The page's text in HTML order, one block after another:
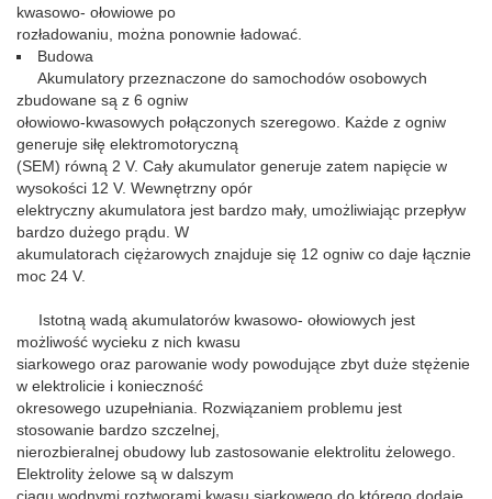
kwasowo- ołowiowe po
rozładowaniu, można ponownie ładować.
Budowa
Akumulatory przeznaczone do samochodów osobowych
zbudowane są z 6 ogniw
ołowiowo-kwasowych połączonych szeregowo. Każde z ogniw
generuje siłę elektromotoryczną
(SEM) równą 2 V. Cały akumulator generuje zatem napięcie w
wysokości 12 V. Wewnętrzny opór
elektryczny akumulatora jest bardzo mały, umożliwiając przepływ
bardzo dużego prądu. W
akumulatorach ciężarowych znajduje się 12 ogniw co daje łącznie
moc 24 V.
Istotną wadą akumulatorów kwasowo- ołowiowych jest
możliwość wycieku z nich kwasu
siarkowego oraz parowanie wody powodujące zbyt duże stężenie
w elektrolicie i konieczność
okresowego uzupełniania. Rozwiązaniem problemu jest
stosowanie bardzo szczelnej,
nierozbieralnej obudowy lub zastosowanie elektrolitu żelowego.
Elektrolity żelowe są w dalszym